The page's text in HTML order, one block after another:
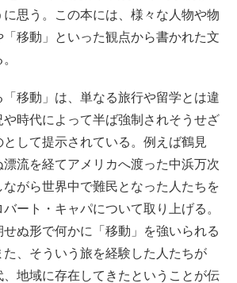
に思う。この本には、様々な人物や物
移動」といった観点から書かれた文
「移動」は、単なる旅行や留学とは違
時代によって半ば強制されそうせざ
して提示されている。例えば鶴見
流を経てアメリカへ渡った中浜万次
がら世界中で難民となった人たちを
ート・キャパについて取り上げる。
せぬ形で何かに「移動」を強いられる
、そういう旅を経験した人たちが
地域に存在してきたということが伝